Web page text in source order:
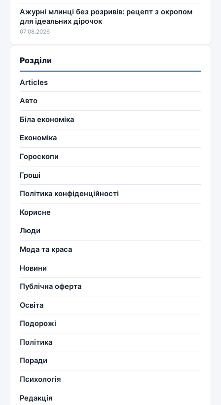
Ажурні млинці без розривів: рецепт з окропом
для ідеальних дірочок
07.08.2026
Розділи
Articles
Авто
Біла економіка
Економіка
Гороскопи
Гроші
Політика конфіденційності
Корисне
Люди
Мода та краса
Новини
Публічна оферта
Освіта
Подорожі
Політика
Поради
Психологія
Редакція